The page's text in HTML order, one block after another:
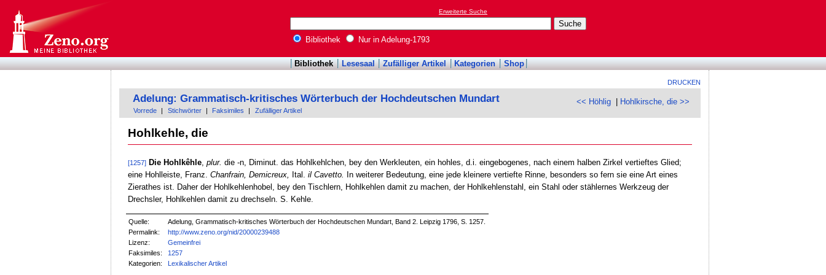
Erweiterte Suche
Bibliothek Nur in Adelung-1793
Bibliothek Lesesaal Zufälliger Artikel Kategorien Shop
DRUCKEN
<< Höhlig Hohlkirsche, die >>
Adelung: Grammatisch-kritisches Wörterbuch der Hochdeutschen Mundart
Vorrede Stichwörter Faksimiles Zufälliger Artikel
Hohlkehle, die
[1257] Die Hohlkêhle, plur. die -n, Diminut. das Hohlkehlchen, bey den Werkleuten, ein hohles, d.i. eingebogenes, nach einem halben Zirkel vertieftes Glied;
eine Hohlleiste, Franz. Chanfrain, Demicreux, Ital. il Cavetto.
In weiterer Bedeutung, eine jede kleinere vertiefte Rinne, besonders so fern sie eine Art eines
Zierathes ist. Daher der Hohlkehlenhobel, bey den Tischlern, Hohlkehlen damit zu machen, der Hohlkehlenstahl, ein Stahl oder stählernes Werkzeug der
Drechsler, Hohlkehlen damit zu drechseln. S. Kehle.
Quelle:
Adelung, Grammatisch-kritisches Wörterbuch der Hochdeutschen Mundart, Band 2. Leipzig 1796, S. 1257.
Permalink:
http://www.zeno.org/nid/20000239488
Lizenz:
Gemeinfrei
Faksimiles:
1257
Kategorien:
Lexikalischer Artikel